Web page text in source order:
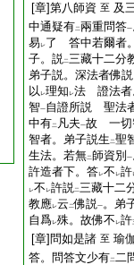
[章]第八師資 至 及
中通疑有二兩重問答一
易レ了 答中若爾者
子。説二三藏十二分
弟子説。深法者佛
以 レ理知 レ法 證法者
智一自證所説 聖法
中有二 凡夫一故 一切
智者。弟子説生 二聖
生法。若無二師資別 一
許造者下。答レ不 レ許
レ不 レ許説二三藏十二
教應レ云 二佛説一。弟
自爲レ殊。故佛不 レ許
[章]問如是諸 至 瑜
答。問答文少有二二